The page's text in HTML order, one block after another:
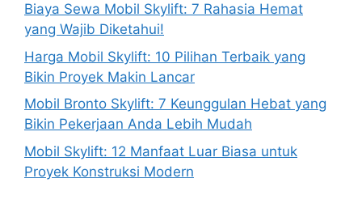
Biaya Sewa Mobil Skylift: 7 Rahasia Hemat
yang Wajib Diketahui!
Harga Mobil Skylift: 10 Pilihan Terbaik yang
Bikin Proyek Makin Lancar
Mobil Bronto Skylift: 7 Keunggulan Hebat yang
Bikin Pekerjaan Anda Lebih Mudah
Mobil Skylift: 12 Manfaat Luar Biasa untuk
Proyek Konstruksi Modern